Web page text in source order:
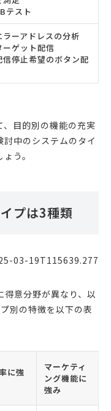
テスト
ラーアドレスの分析
ーゲット配信
信停止希望のボタン配
目的別の機能の充実
中のシステムのタイ
う。
プは3種類
意分野が異なり、以
別の特徴を以下の表
に強
マーケティ
ング機能に
強み